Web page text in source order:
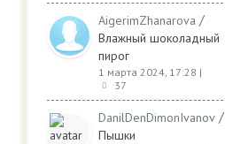
AigerimZhanarova /
Влажный шоколадный
пирог
1 марта 2024, 17:28 |
37
DanilDenDimonIvanov /
Пышки